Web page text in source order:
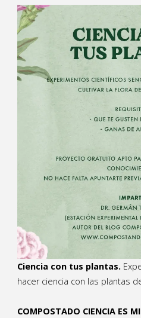
Ciencia con tus plantas.
hacer ciencia con las plantas
COMPOSTADO CIENCIA ES